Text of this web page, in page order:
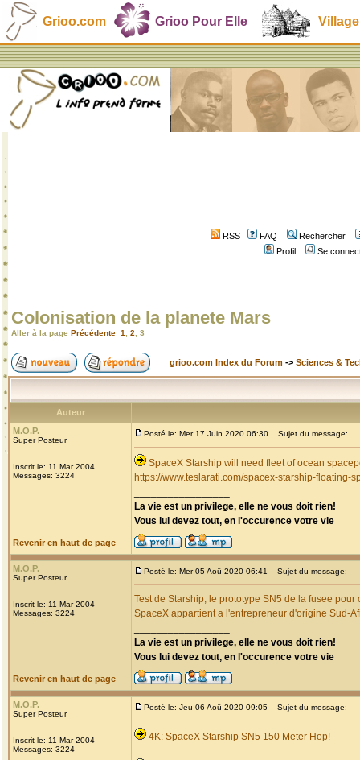
Grioo.com Grioo Pour Elle Village
RSS FAQ
Rechercher
Profil
Se
Colonisation de la planete Mars
Aller à la page Précédente 1 2 3
grioo.com Index du Forum -> Sciences &
Auteur
M.O.P.
Super Posteur
Inscrit le: 11 Mar 2004
Messages: 3224
Posté le: Mer 17 Juin 2020 06:30 Sujet du message:
SpaceX Starship will need fleet of ocean
https://www.teslarati.com/spacex-starship-floating-
La vie est un privilege, elle ne vous doit rien!
Vous lui devez tout, en l'occurence votre vie
Revenir en haut de page
M.O.P.
Super Posteur
Inscrit le: 11 Mar 2004
Messages: 3224
Posté le: Mer 05 Aoû 2020 06:41 Sujet du message:
Test de Starship, le prototype SN5 de la fusee
SpaceX appartient a l'entrepreneur d'origine Sud-
La vie est un privilege, elle ne vous doit rien!
Vous lui devez tout, en l'occurence votre vie
Revenir en haut de page
M.O.P.
Super Posteur
Inscrit le: 11 Mar 2004
Messages: 3224
Posté le: Jeu 06 Aoû 2020 09:05 Sujet du message:
4K: SpaceX Starship SN5 150 Meter Hop!